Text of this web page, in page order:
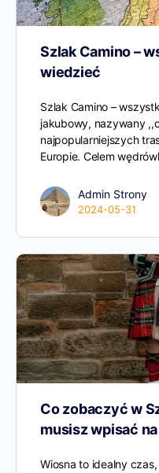
Szlak Camino –
wiedzieć
Szlak Camino –
jakubowy, nazywany
najpopularniejszych
Europie. Celem
Admin Strony
2024-05-31
Co zobaczyć w
musisz wpisać
Wiosna to idealny